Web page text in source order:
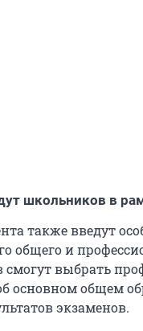
школьников в
также введут
общего и
смогут выбрать
основном общем
экзаменов.